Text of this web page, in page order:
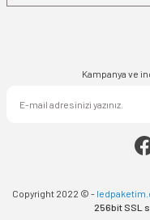
Kampanya ve
Copyright 2022 © -
256bit SSL